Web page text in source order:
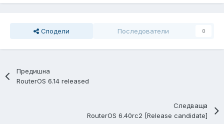
Сподели Последователи 0
Предишна
RouterOS 6.14 released
Следваща
RouterOS 6.40rc2 [Release candidate]